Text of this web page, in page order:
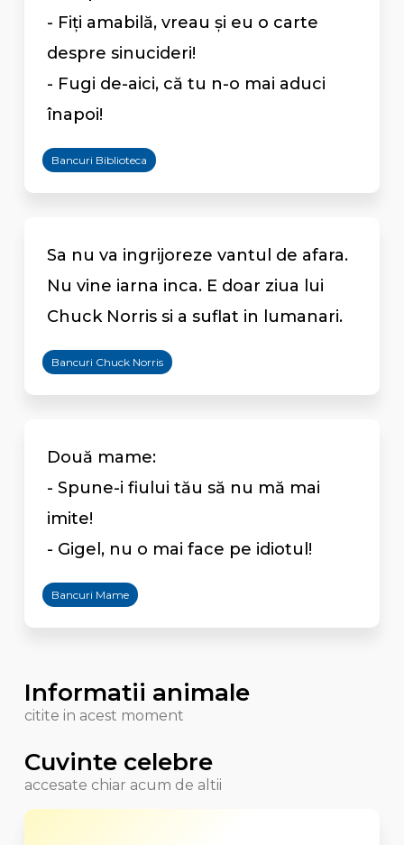
- Fiţi amabilă, vreau şi eu o carte
despre sinucideri!
- Fugi de-aici, că tu n-o mai aduci
înapoi!
Bancuri Biblioteca
Sa nu va ingrijoreze vantul de afara.
Nu vine iarna inca. E doar ziua lui
Chuck Norris si a suflat in lumanari.
Bancuri Chuck Norris
Două mame:
- Spune-i fiului tău să nu mă mai
imite!
- Gigel, nu o mai face pe idiotul!
Bancuri Mame
Informatii animale
citite in acest moment
Cuvinte celebre
accesate chiar acum de altii